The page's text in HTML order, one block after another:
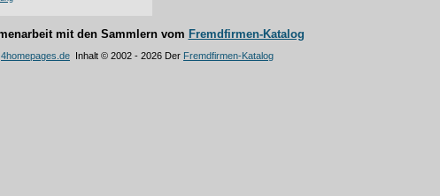
mit den Sammlern vom Fremdfirmen-Katalog
4homepages.de Inhalt © 2002 - 2026 Der Fremdfirmen-Katalog